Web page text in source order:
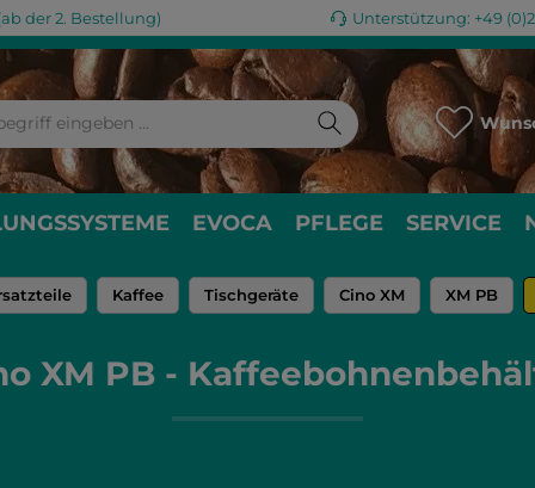
der 2. Bestellung) Unterstützung: +49
EVOCA PFLEGE SERVICE
Kaffee Tischgeräte Cino XM XM PB
XM PB -